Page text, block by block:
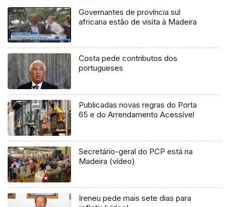
Governantes de província sul
africana estão de visita à Madeira
Costa pede contributos dos
portugueses
Publicadas novas regras do Porta
65 e do Arrendamento Acessível
Secretário-geral do PCP está na
Madeira (vídeo)
Ireneu pede mais sete dias para